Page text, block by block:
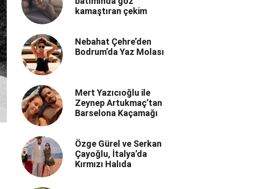
kamaştıran çekim
Nebahat Çehre’den
Bodrum’da Yaz Molası
Mert Yazıcıoğlu ile
Zeynep Artukmaç’tan
Barselona Kaçamağı
Özge Gürel ve Serkan
Çayoğlu, İtalya’da
Kırmızı Halıda